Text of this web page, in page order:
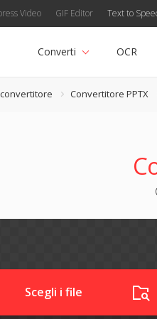
Video GIF Editor Text to
Converti OCR
Convertitore PPTX
Scegli i file